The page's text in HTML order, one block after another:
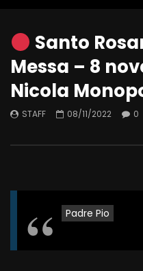
Santo
Messa – 8
Nicola
STAFF 08/11/2022 0
Padre Pio